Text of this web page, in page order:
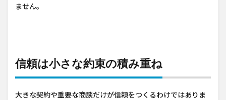
ません。
信頼は小さな約束の積み重ね
大きな契約や重要な商談だけが信頼をつくるわけではありま